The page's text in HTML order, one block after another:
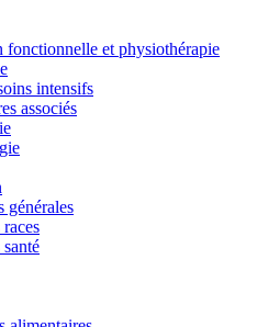
fonctionnelle et physiothérapie
intensifs
associés
générales